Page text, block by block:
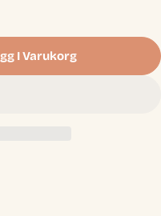
I Varukorg